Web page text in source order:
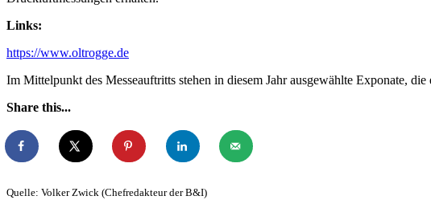
Links:
https://www.oltrogge.de
Im Mittelpunkt des Messeauftritts stehen in diesem Jahr ausgewählte Exponate,
Share this...
Quelle: Volker Zwick (Chefredakteur der B&I)